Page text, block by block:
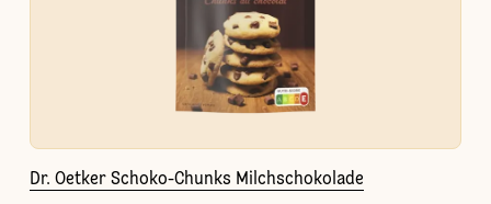
Dr. Oetker Schoko-Chunks Milchschokolade